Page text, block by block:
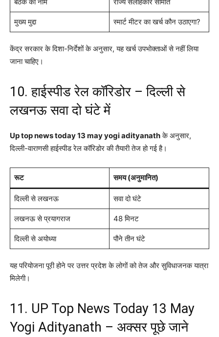
बैठक का नाम राज्य सलाहकार समिति
मुख्य मुद्दा स्मार्ट मीटर का खर्च कौन उठाएगा?
केंद्र सरकार के दिशा-निर्देशों के अनुसार, यह खर्च उपभोक्ताओं से नहीं लिया
जाना चाहिए।
10. हाईस्पीड रेल कॉरिडोर – दिल्ली से
लखनऊ सवा दो घंटे में
Up top news today 13 may yogi adityanathके अनुसार,
दिल्ली-वाराणसी हाईस्पीड रेल कॉरिडोर की तैयारी तेज हो गई है।
रूट समय (अनुमानित)
दिल्ली से लखनऊ सवा दो घंटे
लखनऊ से प्रयागराज 48 मिनट
दिल्ली से अयोध्या पौने तीन घंटे
यह परियोजना पूरी होने पर उत्तर प्रदेश के लोगों को तेज और सुविधाजनक यात्रा
मिलेगी।
11. UP Top News Today 13 May
Yogi Adityanath – अक्सर पूछे जाने